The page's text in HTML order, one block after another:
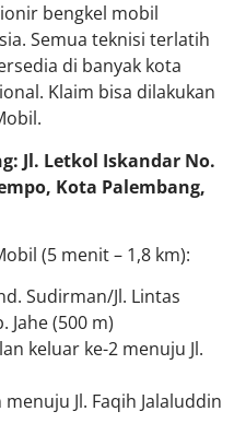
bengkel mobil
Semua teknisi terlatih
di banyak kota
Klaim bisa dilakukan
Jl. Letkol Iskandar No.
Kota Palembang,
(5 menit – 1,8 km):
Sudirman/Jl. Lintas
Jahe (500 m)
keluar ke-2 menuju Jl.
Jl. Faqih Jalaluddin